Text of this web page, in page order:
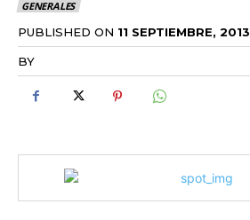
GENERALES
PUBLISHED ON 11 SEPTIEMBRE, 2013
BY